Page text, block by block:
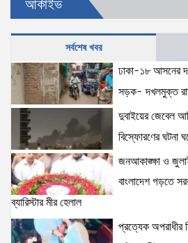
18 views
দক্ষিণখানে সেই নারী
স্বামী সোহেল রানার দুই দিনের
16 views posted on August 3,
প্রধানমন্ত্রীর সঙ্গে মার্কিন
নেতৃত্ব ও বাংলাদেশের
যুক্তরাষ্ট্রের: মাহ্দী আমিন
15 views
ঢাকাকে পরিবেশবান্ধব ও
আর্কাইভ
সর্বশেষ খবর
ঢাকা-১৮ আসনের
সড়ক- দখলমুক্ত
দুবাইয়ের জেবেল
বিস্ফোরণের ঘটনা
জনআকাঙ্ক্ষা ও
বাংলাদেশ গড়তে
ব্যারিস্টার মীর হেলাল
প্রত্যেক অপরাধীর